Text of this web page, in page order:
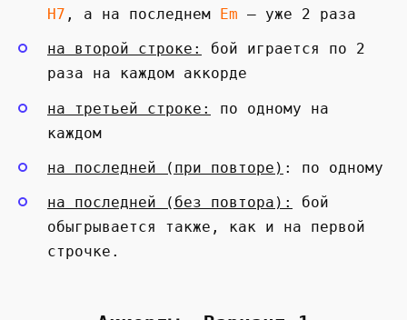
H7 , а на последнем Em — уже 2 раза
на второй строке:
бой играется по 2
раза на каждом аккорде
на третьей строке:
по одному на
каждом
на последней (при повторе) : по одному
на последней (без повтора):
бой
обыгрывается также, как и на первой
строчке.